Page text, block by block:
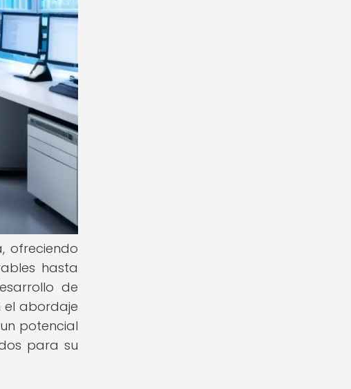
ofreciendo
hasta
de
el abordaje
potencial
para su